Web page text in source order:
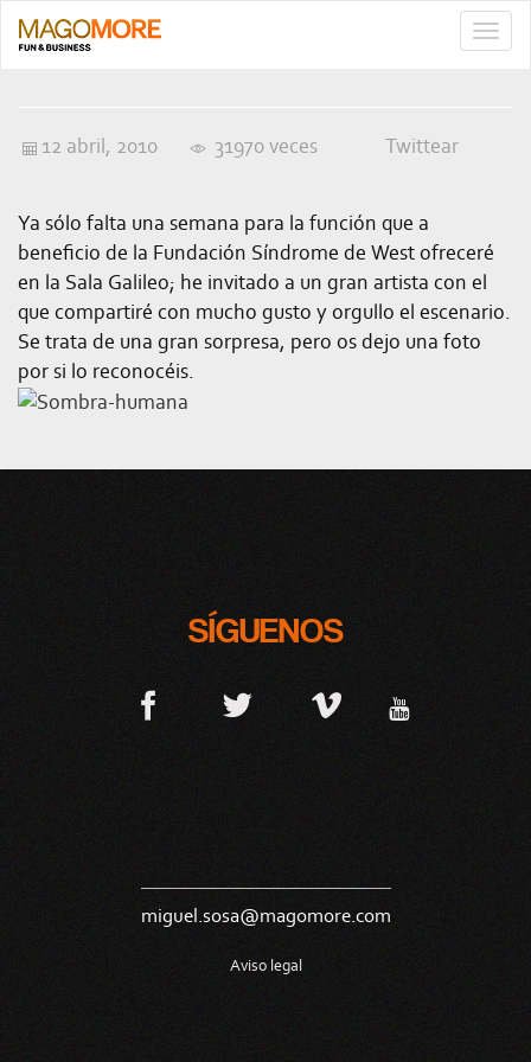
12 abril, 2010 31970 veces Twittear
Ya sólo falta una semana para la función que a
beneficio de la Fundación Síndrome de West ofreceré
en la Sala Galileo; he invitado a un gran artista con el
que compartiré con mucho gusto y orgullo el escenario.
Se trata de una gran sorpresa, pero os dejo una foto
por si lo reconocéis.
SÍGUENOS
miguel.sosa@magomore.com
Aviso legal